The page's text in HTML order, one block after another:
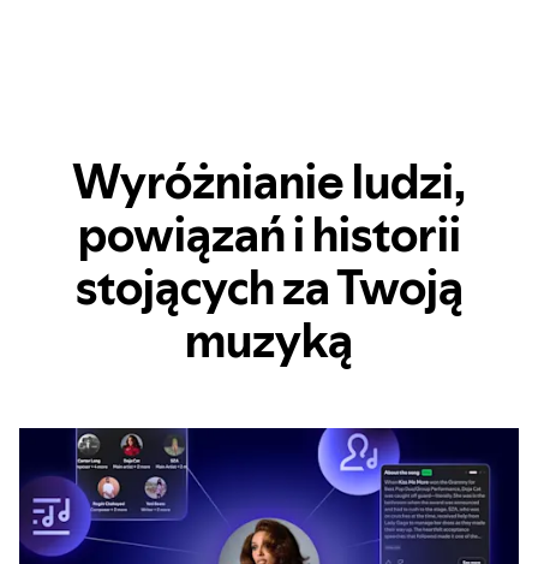
Wyróżnianie ludzi,
powiązań i historii
stojących za Twoją
muzyką